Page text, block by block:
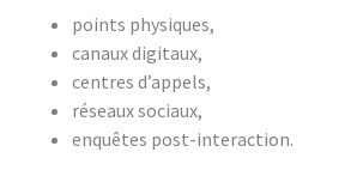
points physiques,
canaux digitaux,
centres d’appels,
réseaux sociaux,
enquêtes post-interaction.